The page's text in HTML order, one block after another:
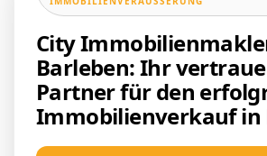
City
Barleben: Ihr
Partner für den
Immobilienverkauf in